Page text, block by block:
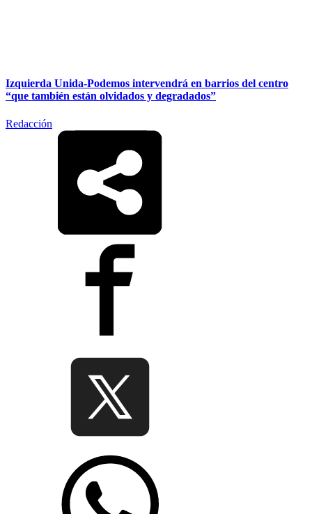
Izquierda Unida-Podemos intervendrá en barrios del centro
“que también están olvidados y degradados”
Redacción